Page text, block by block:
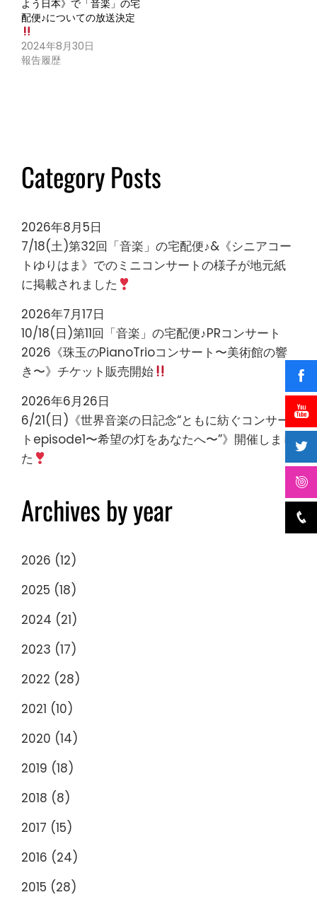
よう日本》で「音楽」の宅
配便♪についての放送決定
2024年8月30日
報告履歴
Category Posts
2026年8月5日
7/18(土)第32回「音楽」の宅配便♪&《シニアコー
トゆりはま》でのミニコンサートの様子が地元紙
に掲載されました
2026年7月17日
10/18(日)第11回「音楽」の宅配便♪PRコンサート
2026《珠玉のPianoTrioコンサート〜美術館の響
き〜》チケット販売開始
2026年6月26日
6/21(日)《世界音楽の日記念“ともに紡ぐコンサー
トepisode1〜希望の灯をあなたへ〜”》開催しまし
た
Archives by year
2026 (12)
2025 (18)
2024 (21)
2023 (17)
2022 (28)
2021 (10)
2020 (14)
2019 (18)
2018 (8)
2017 (15)
2016 (24)
2015 (28)